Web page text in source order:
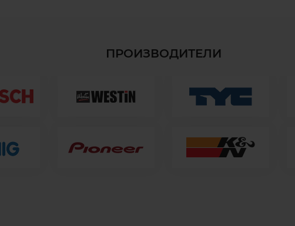
ПРОИЗВОДИТЕЛИ